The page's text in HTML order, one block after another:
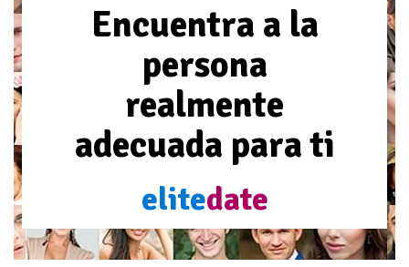
Encuentra a la
persona
realmente
adecuada para ti
elitedate